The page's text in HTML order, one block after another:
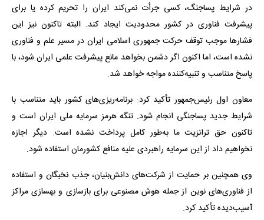
در شرایط پساجنگ، کسی جرأت نمی‌کند ایران را تحریم کرده یا برای
پیشرفت فناوری در کشور محدودیت ایجاد کند. البته تاکنون نیز این
فشارها موجب توقف حرکت جمهوری اسلامی ایران در مسیر علم و فناوری
نشده است، اما اکنون اگر دشمن بخواهد مانع پیشرفت علمی ایران شود، با
پاسخ متناسب و تنبیه‌کننده مواجه خواهد شد.
معاون اول رئیس‌جمهور تأکید کرد: برنامه‌ریزی‌های کشور باید متناسب با
شرایط جدید پساجنگی انجام شود. تنگه هرمز سرمایه ملی ایران است و
تاکنون حق ترانزیت ما به‌طور کامل پرداخت نشده است. دیگر اجازه
نخواهیم داد از این سرمایه راهبردی علیه منافع کشورمان استفاده شود.
وی همچنین بر حمایت از شرکت‌های دانش‌بنیان، جذب نخبگان و استفاده
از فناوری‌های نوین از جمله هوش مصنوعی برای بازسازی و بهسازی مراکز
آسیب‌دیده تأکید کرد.